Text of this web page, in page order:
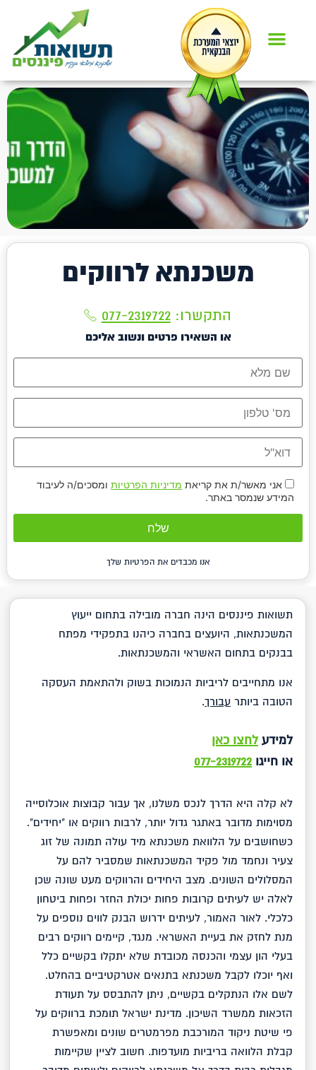
משכנתא לרווקים
התקשרו:077-2319722
או השאירו פרטים ונשוב אליכם
אני מאשר/ת את קריאת מדיניות הפרטיותומסכים/ה לעיבוד
המידע שנמסר באתר.
אנו מכבדים את הפרטיות שלך
תשואות פיננסים הינה חברה מובילה בתחום ייעוץ
המשכנתאות, היועצים בחברה כיהנו בתפקידי מפתח
בבנקים בתחום האשראי והמשכנתאות.
אנו מתחייבים לריביות הנמוכות בשוק ולהתאמת העסקה
הטובה ביותר עבורך.
למידע לחצו כאן
או חייגו 077-2319722
לא קלה היא הדרך לנכס משלנו, אך עבור קבוצות אוכלוסייה
מסוימות מדובר באתגר גדול יותר, לרבות רווקים או "יחידים".
כשחושבים על הלוואת משכנתא מיד עולה תמונה של זוג
צעיר ונחמד מול פקיד המשכנתאות שמסביר להם על
המסלולים השונים. מצב היחידים והרווקים מעט שונה שכן
לאלה יש לעיתים קרובות פחות יכולת החזר ופחות ביטחון
כלכלי. לאור האמור, לעיתים ידרוש הבנק לווים נוספים על
מנת לחזק את בעיית האשראי. מנגד, קיימים רווקים רבים
בעלי הון עצמי והכנסה מכובדת שלא יתקלו בקשיים כלל
ואף יוכלו לקבל משכנתא בתנאים אטרקטיביים בהחלט.
לשם אלו הנתקלים בקשיים, ניתן להתבסס על תעודת
הזכאות ממשרד השיכון. מדינת ישראל תומכת ברווקים על
פי שיטת ניקוד המורכבת מפרמטרים שונים ומאפשרת
קבלת הלוואה בריביות מועדפות. חשוב לציין שקיימות